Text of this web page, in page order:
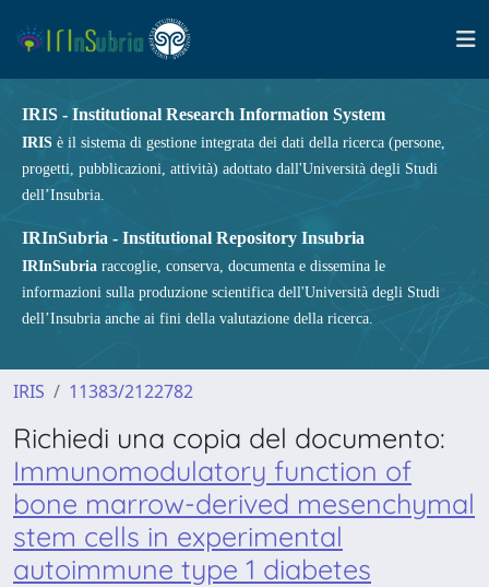
IRIS - Institutional Research Information System
IRIS è il sistema di gestione integrata dei dati della ricerca (persone,
progetti, pubblicazioni, attività) adottato dall'Università degli Studi
dell’Insubria.
IRInSubria - Institutional Repository Insubria
IRInSubria raccoglie, conserva, documenta e dissemina le
informazioni sulla produzione scientifica dell'Università degli Studi
dell’Insubria anche ai fini della valutazione della ricerca.
IRIS 11383/2122782
Richiedi una copia del documento:
Immunomodulatory function of
bone marrow-derived mesenchymal
stem cells in experimental
autoimmune type 1 diabetes